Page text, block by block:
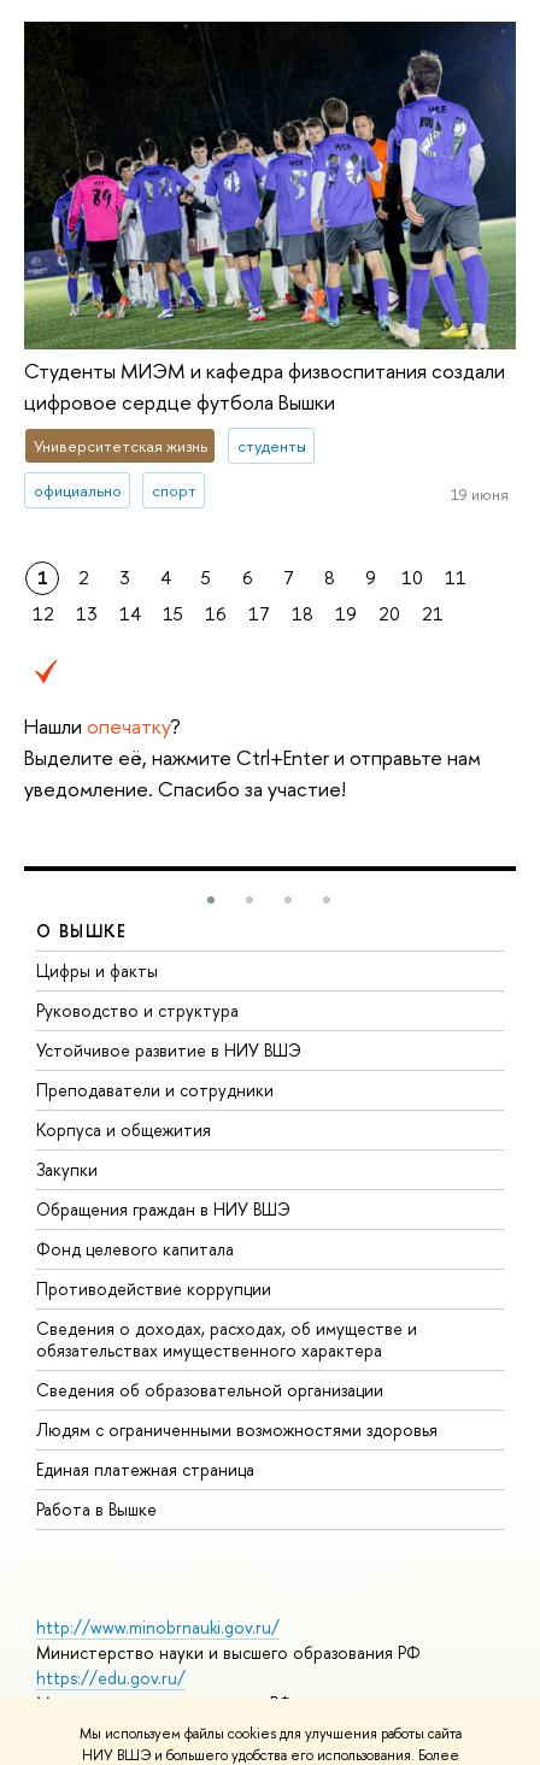
Мы используем файлы cookies для улучшения работы сайта
НИУ ВШЭ и большего удобства его использования. Более
Студенты МИЭМ и кафедра физвоспитания создали
цифровое сердце футбола Вышки
Университетская жизнь студенты
официально спорт 19 июня
1 2 3 4 5 6 7 8 9 10
11
12
13 14 15 16 17 18 19 20 21
Нашли опечатку?
Выделите её, нажмите Ctrl+Enter и отправьте нам
уведомление. Спасибо за участие!
О ВЫШКЕ
Цифры и факты
Руководство и структура
Устойчивое развитие в НИУ ВШЭ
Преподаватели и сотрудники
Корпуса и общежития
Закупки
Обращения граждан в НИУ ВШЭ
Фонд целевого капитала
Противодействие коррупции
Сведения о доходах, расходах, об имуществе и
обязательствах имущественного характера
Сведения об образовательной организации
Людям с ограниченными возможностями здоровья
Единая платежная страница
Работа в Вышке
http://www.minobrnauki.gov.ru/
Министерство науки и высшего образования РФ
https://edu.gov.ru/
Министерство просвещения РФ
https://elearning.hse.ru/mooc
Массовые открытые онлайн-курсы